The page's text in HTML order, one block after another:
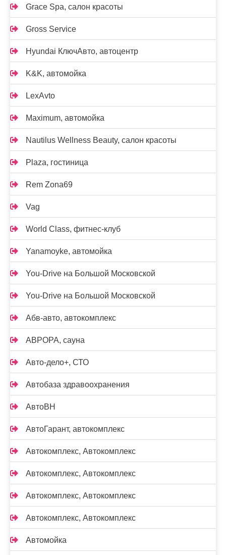
Grace Spa, салон красоты
Gross Service
Hyundai КлючАвто, автоцентр
K&K, автомойка
LexAvto
Maximum, автомойка
Nautilus Wellness Beauty, салон красоты
Plaza, гостиница
Rem Zona69
Vag
World Class, фитнес-клуб
Yanamoyke, автомойка
You-Drive на Большой Московской
You-Drive на Большой Московской
Абв-авто, автокомплекс
АВРОРА, сауна
Авто-дело+, СТО
Автобаза здравоохранения
АвтоВН
АвтоГарант, автокомплекс
Автокомплекс, Автокомплекс
Автокомплекс, Автокомплекс
Автокомплекс, Автокомплекс
Автокомплекс, Автокомплекс
Автомойка